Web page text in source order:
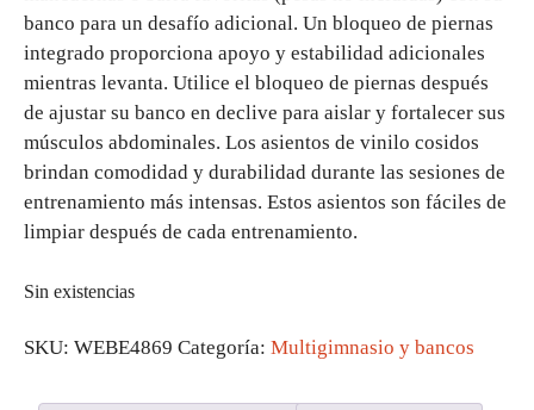
banco para un desafío adicional. Un bloqueo de piernas
integrado proporciona apoyo y estabilidad adicionales
mientras levanta. Utilice el bloqueo de piernas después
de ajustar su banco en declive para aislar y fortalecer sus
músculos abdominales. Los asientos de vinilo cosidos
brindan comodidad y durabilidad durante las sesiones de
entrenamiento más intensas. Estos asientos son fáciles de
limpiar después de cada entrenamiento.
Sin existencias
SKU: WEBE4869 Categoría: Multigimnasio y bancos